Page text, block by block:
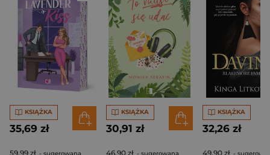
KSIĄŻKA
35,69 zł
59,99 zł - sugerowana
KSIĄŻKA
30,91 zł
46,90 zł - sugerowana
KSIĄŻKA
32,26 zł
49,90 zł -